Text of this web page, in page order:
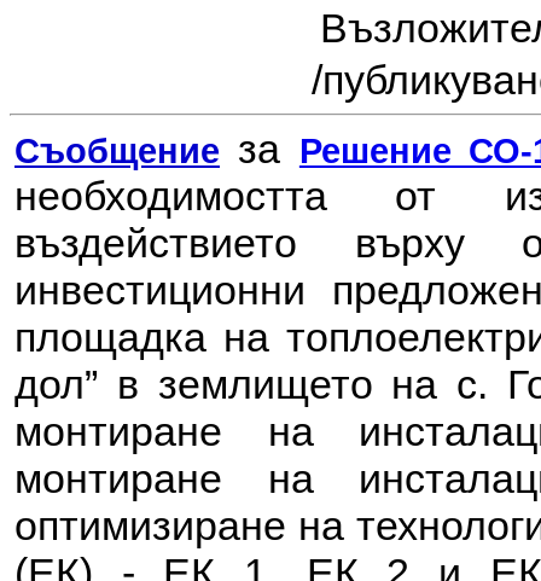
/
Съобщение за Решение СО-
необходимостта от
въздействието
инвестиционни
площадка на
дол” в землището на с.
монтиране на
монтиране на
оптимизиране на